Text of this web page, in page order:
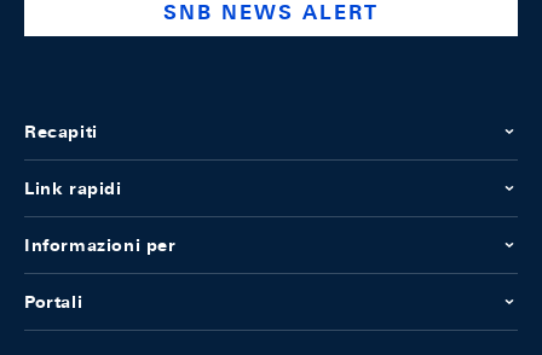
SNB NEWS ALERT
Recapiti
Link rapidi
Informazioni per
Portali